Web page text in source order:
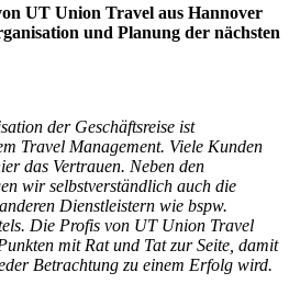
UT Union Travel aus Hannover
und Planung der nächsten
der Geschäftsreise ist
Travel Management. Viele Kunden
das Vertrauen. Neben den
wir selbstverständlich auch die
Dienstleistern wie bspw.
Die Profis von UT Union Travel
mit Rat und Tat zur Seite, damit
Betrachtung zu einem Erfolg wird.